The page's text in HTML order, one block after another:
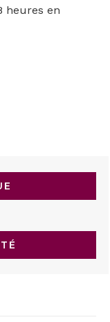
heures en